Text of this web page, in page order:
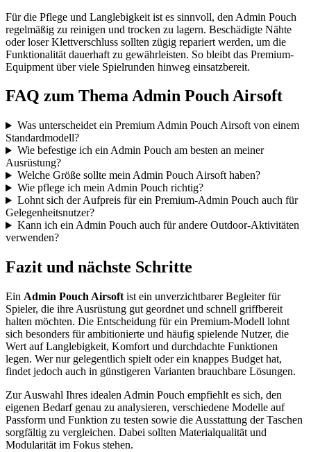
Für die Pflege und Langlebigkeit ist es sinnvoll, den Admin Pouch
regelmäßig zu reinigen und trocken zu lagern. Beschädigte Nähte
oder loser Klettverschluss sollten zügig repariert werden, um die
Funktionalität dauerhaft zu gewährleisten. So bleibt das Premium-
Equipment über viele Spielrunden hinweg einsatzbereit.
FAQ zum Thema Admin Pouch Airsoft
Was unterscheidet ein Premium Admin Pouch Airsoft von einem
Standardmodell?
Wie befestige ich ein Admin Pouch am besten an meiner
Ausrüstung?
Welche Größe sollte mein Admin Pouch Airsoft haben?
Wie pflege ich mein Admin Pouch richtig?
Lohnt sich der Aufpreis für ein Premium-Admin Pouch auch für
Gelegenheitsnutzer?
Kann ich ein Admin Pouch auch für andere Outdoor-Aktivitäten
verwenden?
Fazit und nächste Schritte
Ein Admin Pouch Airsoft ist ein unverzichtbarer Begleiter für
Spieler, die ihre Ausrüstung gut geordnet und schnell griffbereit
halten möchten. Die Entscheidung für ein Premium-Modell lohnt
sich besonders für ambitionierte und häufig spielende Nutzer, die
Wert auf Langlebigkeit, Komfort und durchdachte Funktionen
legen. Wer nur gelegentlich spielt oder ein knappes Budget hat,
findet jedoch auch in günstigeren Varianten brauchbare Lösungen.
Zur Auswahl Ihres idealen Admin Pouch empfiehlt es sich, den
eigenen Bedarf genau zu analysieren, verschiedene Modelle auf
Passform und Funktion zu testen sowie die Ausstattung der Taschen
sorgfältig zu vergleichen. Dabei sollten Materialqualität und
Modularität im Fokus stehen.